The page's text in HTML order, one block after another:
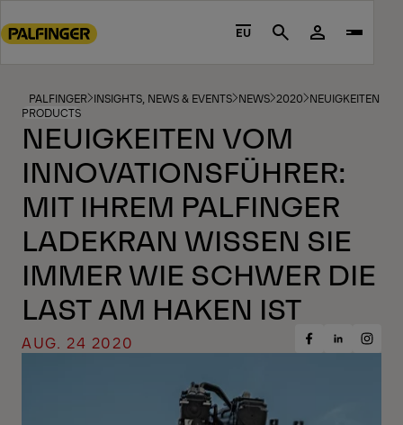
to
footer
content
EU Search
PALFINGER INSIGHTS, NEWS & EVENTS NEWS 2020 NEUIGKEITEN
PRODUCTS
NEUIGKEITEN VOM
INNOVATIONSFÜHRER:
MIT IHREM PALFINGER
LADEKRAN WISSEN SIE
IMMER WIE SCHWER DIE
LAST AM HAKEN IST
AUG. 24 2020
ShareShareShare